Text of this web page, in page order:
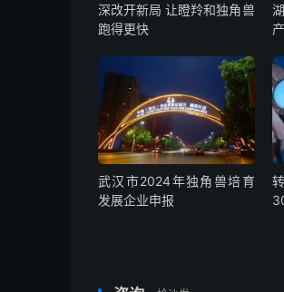
深改开新局 让瞪羚和独角兽
跑得更快
武汉市2024年独角兽培育
发展企业申报